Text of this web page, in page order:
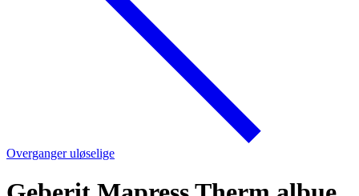
Overganger uløselige